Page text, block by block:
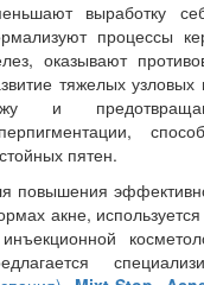
выработку
процессы
оказывают
тяжелых
и
пятен.
повышения
акне,